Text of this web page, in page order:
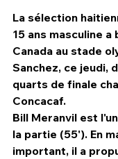
La sélection
15 ans masculine
Canada au stade
Sanchez, ce jeudi,
quarts de finale
Concacaf.
Bill Meranvil est
la partie (55'). En
important, il a